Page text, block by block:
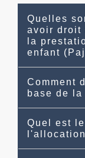
Quelles
avoir droit
la
enfant
Comment
base de la
Quel est